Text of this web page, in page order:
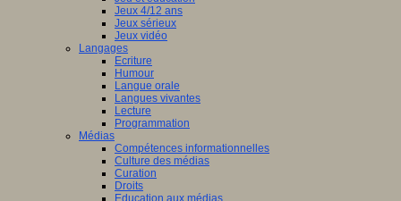
Jeux 4/12 ans
Jeux sérieux
Jeux vidéo
Langages
Ecriture
Humour
Langue orale
Langues vivantes
Lecture
Programmation
Médias
Compétences informationnelles
Culture des médias
Curation
Droits
Education aux médias